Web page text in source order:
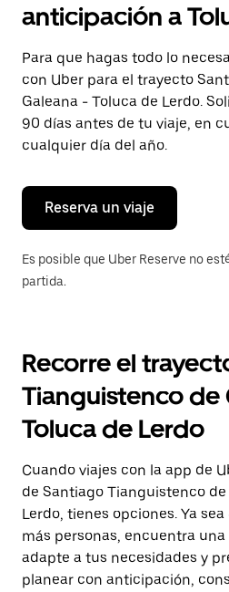
y
selecciona
una
fecha.
Presiona
la
tecla Esc
para
cerrar
calendario.
anticipación a
Para que hagas todo lo
con Uber para el trayecto
Galeana - Toluca de Lerdo.
90 días antes de tu viaje, en
cualquier día del año.
Reserva un viaje
Es posible que Uber Reserve no
partida.
Recorre el
Tianguistenco de
Toluca de Lerdo
Cuando viajes con la app de
de Santiago Tianguistenco de
Lerdo, tienes opciones. Ya
más personas, encuentra
adapte a tus necesidades y
planear con anticipación,